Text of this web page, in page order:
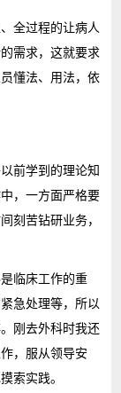
全过程的让病人
需求，这就要求
懂法、用法，依
前学到的理论知
，一方面严格要
刻苦钻研业务，
临床工作的重
急处理等，所以
刚去外科时我还
，服从领导安
索实践。